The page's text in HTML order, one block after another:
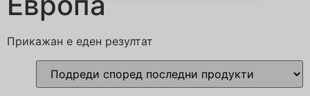
Прикажан е еден резултат